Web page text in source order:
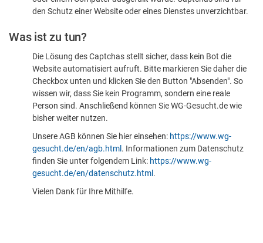
sind
den Schutz einer Website oder eines Dienstes unverzichtbar.
Was ist zu tun?
Die Lösung des Captchas stellt sicher, dass kein Bot die
Website automatisiert aufruft. Bitte markieren Sie daher die
Checkbox unten und klicken Sie den Button "Absenden". So
wissen wir, dass Sie kein Programm, sondern eine reale
Person sind. Anschließend können Sie WG-Gesucht.de wie
bisher weiter nutzen.
Unsere AGB können Sie hier einsehen: https://www.wg-
gesucht.de/en/agb.html . Informationen zum Datenschutz
finden Sie unter folgendem Link: https://www.wg-
gesucht.de/en/datenschutz.html .
Vielen Dank für Ihre Mithilfe.